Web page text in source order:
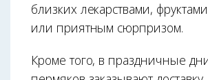
близких лекарствами, фруктами
или приятным сюрпризом.
Кроме того, в праздничные